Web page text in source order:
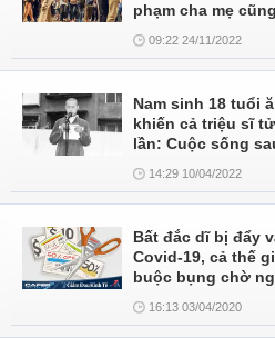
phạm cha mẹ
09:22 24/11/2022
Nam sinh 18 tuổi
khiến cả triệu sĩ
lần: Cuộc sống
14:29 10/04/2022
Bất đắc dĩ bị đẩy
Covid-19, cả thế
buộc bụng chờ
16:13 03/04/2020